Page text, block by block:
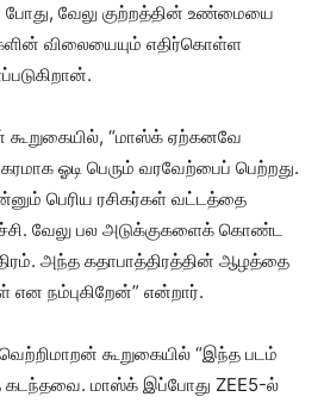
போது, வேலு குற்றத்தின் உண்மையை
விலையையும் எதிர்கொள்ள
கூறுகையில், “மாஸ்க் ஏற்கனவே
ஓடி பெரும் வரவேற்பைப் பெற்றது.
பெரிய ரசிகர்கள் வட்டத்தை
வேலு பல அடுக்குகளைக் கொண்ட
அந்த கதாபாத்திரத்தின் ஆழத்தை
என நம்புகிறேன்” என்றார்.
கூறுகையில் “இந்த படம்
கடந்தவை. மாஸ்க் இப்போது ZEE5-ல்